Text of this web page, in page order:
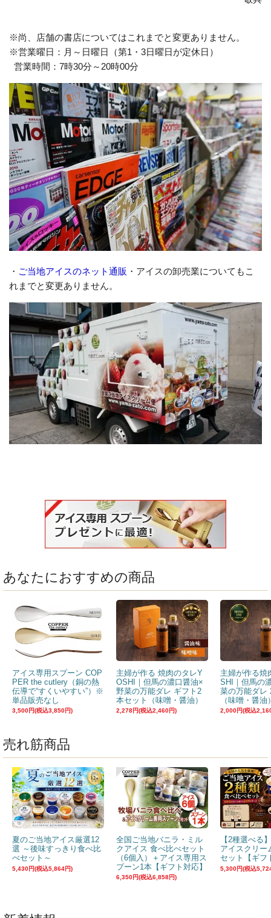
※尚、店舗の書店についてはこれまでと変更ありません。
※営業曜日：月～日曜日（第1・3日曜日が定休日）
営業時間：7時30分～20時00分
・ ご当地アイスのネット通販 ・アイスの卸売業についてもこ
れまでと変更ありません。
あなたにおすすめの商品
アイス専用スプーン COP
PER the cutlery（銅の熱
伝導で“すくいやすい”）※
単品販売なし
3,500円(税込3,850円)
主婦が作る 焼肉のタレY
OSHI｜但馬の濃口醤油×
野菜の万能ダレ ギフト2
本セット（味噌・醤油）
2,278円(税込2,460円)
主婦が作る焼
SHI｜但馬の
菜の万能ダレ
（味噌・醤油
2,000円(税込
売れ筋商品
夏のご当地アイス厳選12
選 ～後味すっきり食べ比
べセット～
5,430円(税込5,864円)
全国ご当地バニラ・ミル
クアイス 食べ比べセット
（6個入）＋アイス専用ス
プーン1本【ギフト対応】
6,350円(税込6,858円)
【2種選べる
アイスクリー
セット【ギフ
5,300円(税込